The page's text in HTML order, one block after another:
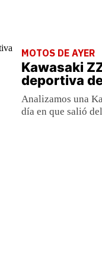
MOTOS DE AYER
Kawasaki
deportiva
Analizamos una
día en que salió